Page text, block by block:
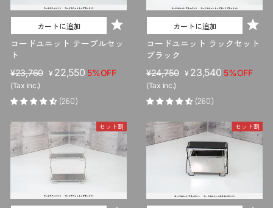
カートに追加
コードユニット テーブルセッ
ト
販
売
価
¥23,760 セ
ル
格
¥ 22,550 5%OFF
(Tax inc.)
(260)
カートに追加
コードユニット ラックセット
ブラック
販
売
価
¥24,750 セ
ル
格
¥ 23,540 5%OFF
(Tax inc.)
(260)
セット割 セット割